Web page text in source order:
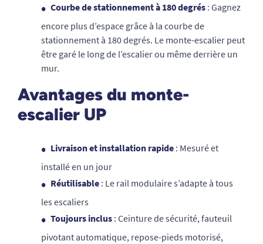
Courbe de stationnement à 180 degrés : Gagnez
encore plus d’espace grâce à la courbe de
stationnement à 180 degrés. Le monte-escalier peut
être garé le long de l’escalier ou même derrière un
mur.
Avantages du monte-
escalier UP
Livraison et installation rapide : Mesuré et
installé en un jour
Réutilisable : Le rail modulaire s’adapte à tous
les escaliers
Toujours inclus : Ceinture de sécurité, fauteuil
pivotant automatique, repose-pieds motorisé,